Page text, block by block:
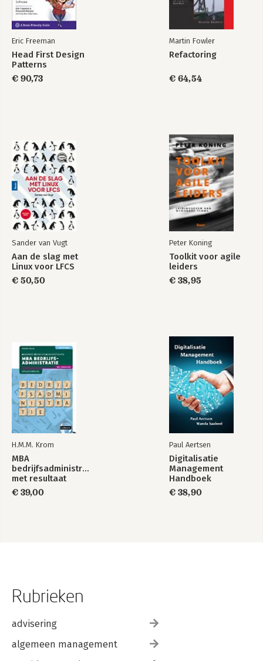
Skills -
Leidinggeven, 1e
Bekijk alle boeken
Eric Freeman
Head First Design
Patterns
€ 90,73
Martin Fowler
Refactoring
€ 64,54
Sander van Vugt
Aan de slag met
Linux voor LFCS
€ 50,50
Peter Koning
Toolkit voor agile
leiders
€ 38,95
H.M.M. Krom
MBA
bedrijfsadministratie
met resultaat
opgavenboek
€ 39,00
Paul Aertsen
Digitalisatie
Management
Handboek
€ 38,90
Rubrieken
advisering
algemeen management